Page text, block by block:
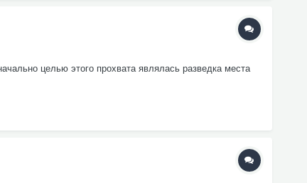
целью этого прохвата являлась разведка места